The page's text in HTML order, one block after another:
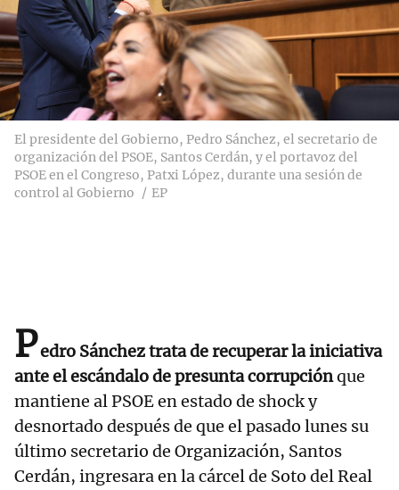
El presidente del Gobierno, Pedro Sánchez, el secretario de
organización del PSOE, Santos Cerdán, y el portavoz del
PSOE en el Congreso, Patxi López, durante una sesión de
control al Gobierno
EP
Pedro Sánchez trata de recuperar la iniciativa
ante el escándalo de presunta corrupciónque
mantiene al PSOE en estado de shock y
desnortado después de que el pasado lunes su
último secretario de Organización, Santos
Cerdán, ingresara en la cárcel de Soto del Real